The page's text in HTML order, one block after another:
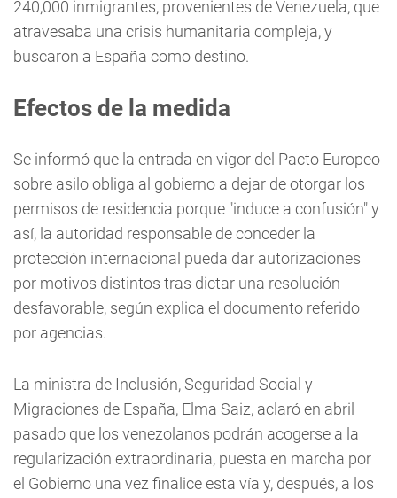
240,000 inmigrantes, provenientes de Venezuela, que
atravesaba una crisis humanitaria compleja, y
buscaron a España como destino.
Efectos de la medida
Se informó que la entrada en vigor del Pacto Europeo
sobre asilo obliga al gobierno a dejar de otorgar los
permisos de residencia porque "induce a confusión" y
así, la autoridad responsable de conceder la
protección internacional pueda dar autorizaciones
por motivos distintos tras dictar una resolución
desfavorable, según explica el documento referido
por agencias.
La ministra de Inclusión, Seguridad Social y
Migraciones de España, Elma Saiz, aclaró en abril
pasado que los venezolanos podrán acogerse a la
regularización extraordinaria, puesta en marcha por
el Gobierno una vez finalice esta vía y, después, a los